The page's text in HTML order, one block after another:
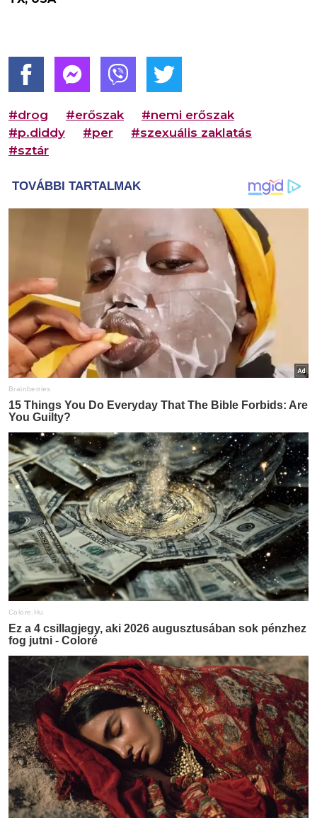
#drog #erőszak
#nemi erőszak
#p.diddy
#per
#szexuális zaklatás
#sztár